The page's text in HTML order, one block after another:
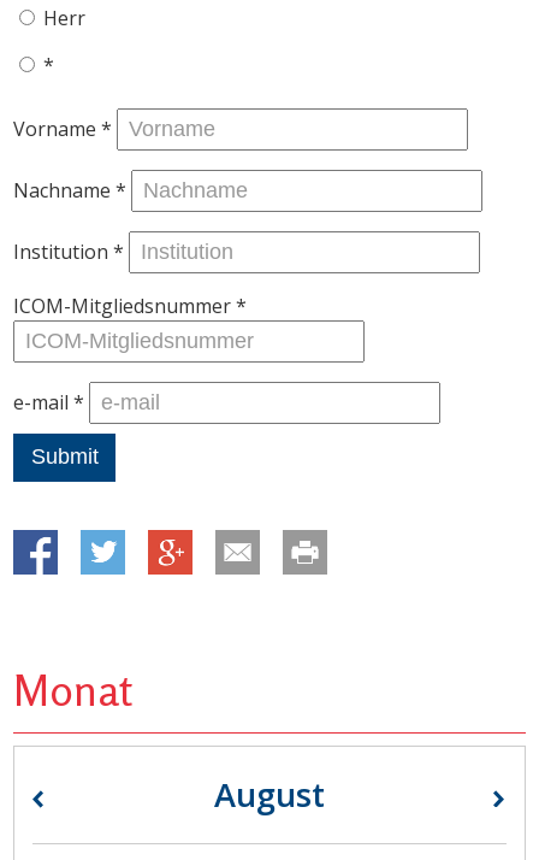
Herr
*
Vorname*
Nachname*
Institution*
ICOM-Mitgliedsnummer*
e-mail*
Monat
August
« »